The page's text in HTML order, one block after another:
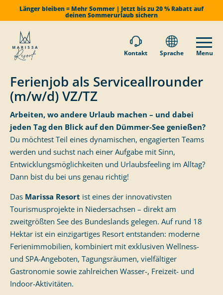
Länger bleiben = Mehr Sommer | Jetzt bis zu 20 % Rabatt auf
deinen Sommerurlaub sichern
Kontakt Sprache Menu
Ferienjob als Serviceallrounder
(m/w/d) VZ/TZ
Arbeiten, wo andere Urlaub machen – und dabei
jeden Tag den Blick auf den Dümmer-See genießen?
Du möchtest Teil eines dynamischen, engagierten Teams
werden und suchst nach einer Aufgabe mit Sinn,
Entwicklungsmöglichkeiten und Urlaubsfeeling im Alltag?
Dann bist du bei uns genau richtig!
Das Marissa Resort ist eines der innovativsten
Tourismusprojekte in Niedersachsen – direkt am
zweitgrößten See des Bundeslands gelegen. Auf rund 18
Hektar ist ein einzigartiges Resort entstanden: moderne
Ferienimmobilien, kombiniert mit exklusiven Wellness-
und SPA-Angeboten, Tagungsräumen, vielfältiger
Gastronomie sowie zahlreichen Wasser-, Freizeit- und
Indoor-Aktivitäten.